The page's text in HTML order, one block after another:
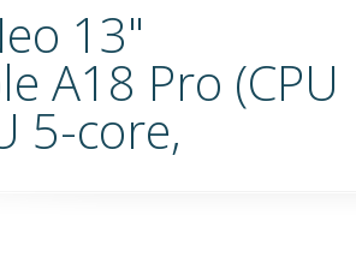
13"
A18 Pro (CPU
5-core,